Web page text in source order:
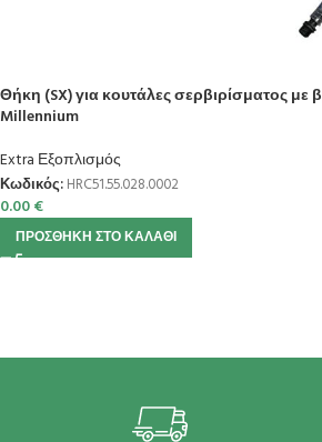
Θήκη (SX) για κουτάλες σερβιρίσματος με
Millennium
Extra Εξοπλισμός
Κωδικός: HRC51.55.028.0002
0.00€
ΠΡΟΣΘΉΚΗ ΣΤΟ ΚΑΛΆΘΙ